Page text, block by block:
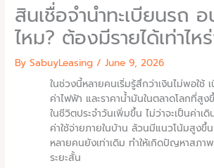
สินเชื่อจำนำทะเบียนรถ
ไหม? ต้องมีรายได้เท่าไ
By SabuyLeasing /June 9, 2026
ในช่วงนี้หลายคนเริ่มรู้สึกว่าเงินไม่พอใช้
ค่าไฟฟ้า และราคาน้ำมันในตลาดโลกที่สูง
ในชีวิตประจำวันเพิ่มขึ้น ไม่ว่าจะเป็นค่าเ
ค่าใช้จ่ายภายในบ้าน ล้วนมีแนวโน้มสูงขึ้
หลายคนยังเท่าเดิม ทำให้เกิดปัญหาสภา
ระยะสั้น